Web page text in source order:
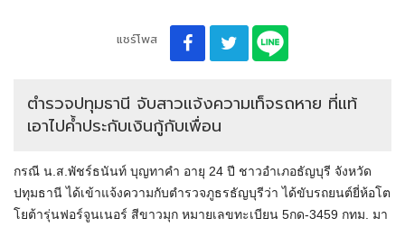
แชร์โพส
ตำรวจปทุมธานี จับสาวแจ้งความเท็จรถหาย ที่แท้
เอาไปค้ำประกับเงินกู้กับเพื่อน
กรณี น.ส.พัชร์ธนันท์ บุญทาคำ อายุ 24 ปี ชาวอำเภอธัญบุรี จังหวัด
ปทุมธานี ได้เข้าแจ้งความกับตำรวจภูธรธัญบุรีว่า ได้ขับรถยนต์ยี่ห้อโต
โยต้ารุ่นฟอร์จูนเนอร์ สีขาวมุก หมายเลขทะเบียน 5กด-3459 กทม. มา